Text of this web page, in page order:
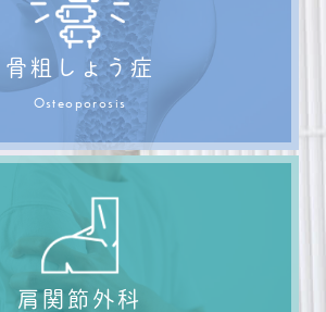
骨粗しょう症
Osteoporosis
肩関節外科